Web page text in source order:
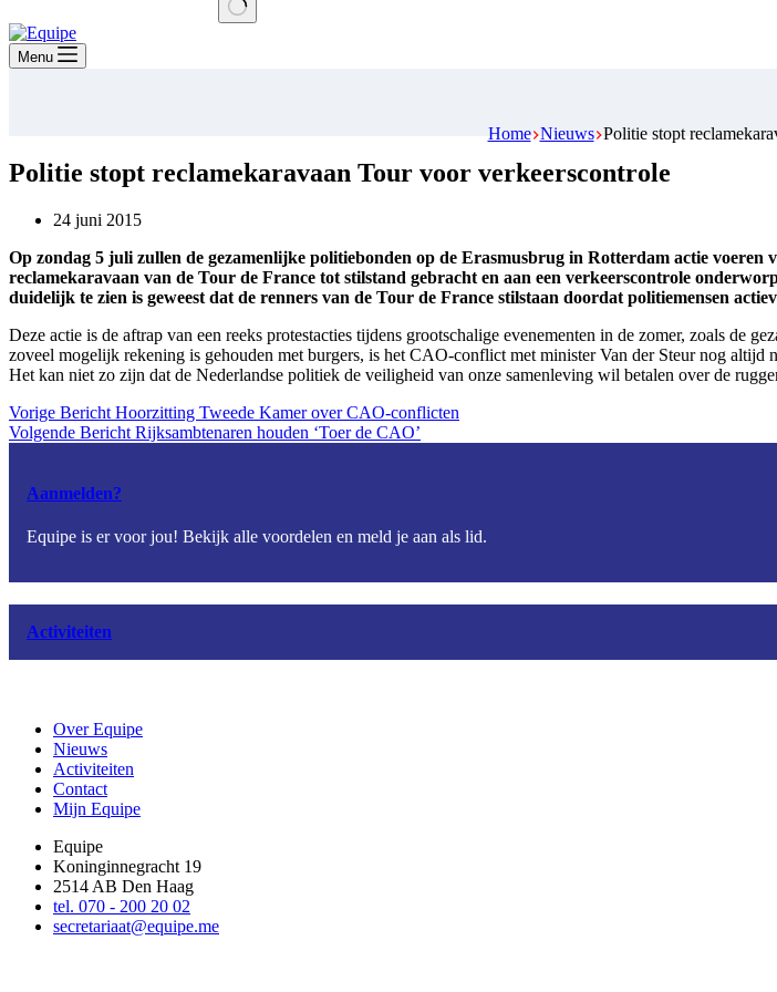
Geen
resultaten
Menu
Home Nieuws Politie stopt
Politie stopt reclamekaravaan Tour voor verkeerscontrole
24 juni 2015
Op zondag 5 juli zullen de gezamenlijke politiebonden op de Erasmusbrug in Rotterdam actie
reclamekaravaan van de Tour de France tot stilstand gebracht en aan een verkeerscontrole
duidelijk te zien is geweest dat de renners van de Tour de France stilstaan doordat politiemensen
Deze actie is de aftrap van een reeks protestacties tijdens grootschalige evenementen in de zomer, zoals de
zoveel mogelijk rekening is gehouden met burgers, is het CAO-conflict met minister Van der Steur nog
Het kan niet zo zijn dat de Nederlandse politiek de veiligheid van onze samenleving wil betalen over de
Vorige Bericht Hoorzitting Tweede Kamer over CAO-conflicten
Volgende Bericht Rijksambtenaren houden ‘Toer de CAO’
Aanmelden?
Equipe is er voor jou! Bekijk alle voordelen en meld je aan als lid.
Activiteiten
Over Equipe
Nieuws
Activiteiten
Contact
Mijn Equipe
Equipe
Koninginnegracht 19
2514 AB Den Haag
tel. 070 - 200 20 02
secretariaat@equipe.me